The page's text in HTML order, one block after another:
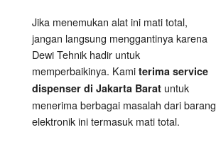
Jika menemukan alat ini mati total,
jangan langsung menggantinya karena
Dewi Tehnik hadir untuk
memperbaikinya. Kami terima service
dispenser di Jakarta Barat untuk
menerima berbagai masalah dari barang
elektronik ini termasuk mati total.